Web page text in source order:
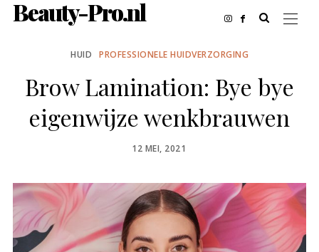
Beauty-Pro.nl
HUID PROFESSIONELE HUIDVERZORGING
Brow Lamination: Bye bye
eigenwijze wenkbrauwen
POSTED
12 MEI, 2021